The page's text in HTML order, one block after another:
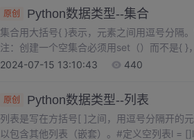
原创 Python数据类型--集合
集合用大括号{ }表示，元素之间用逗号分隔
注：创建一个空集合必须用set（）而不是{
意义上的无序和无重复元素的集合，因此，
2024-07-15 13:10:43 440
原创 Python数据类型--列表
列表是写在方括号[ ]之间，用逗号分隔开的
以包含其他列表（嵌套）。#定义空列表l =